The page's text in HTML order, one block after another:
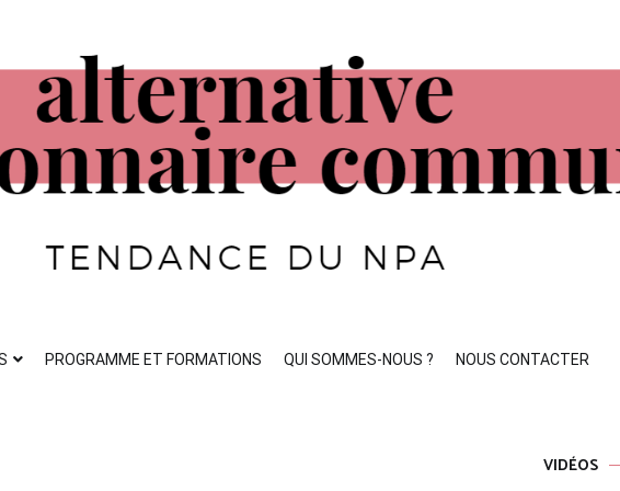
PROGRAMME ET FORMATIONS QUI SOMMES-NOUS ? NOUS CONTACTER
VIDÉOS